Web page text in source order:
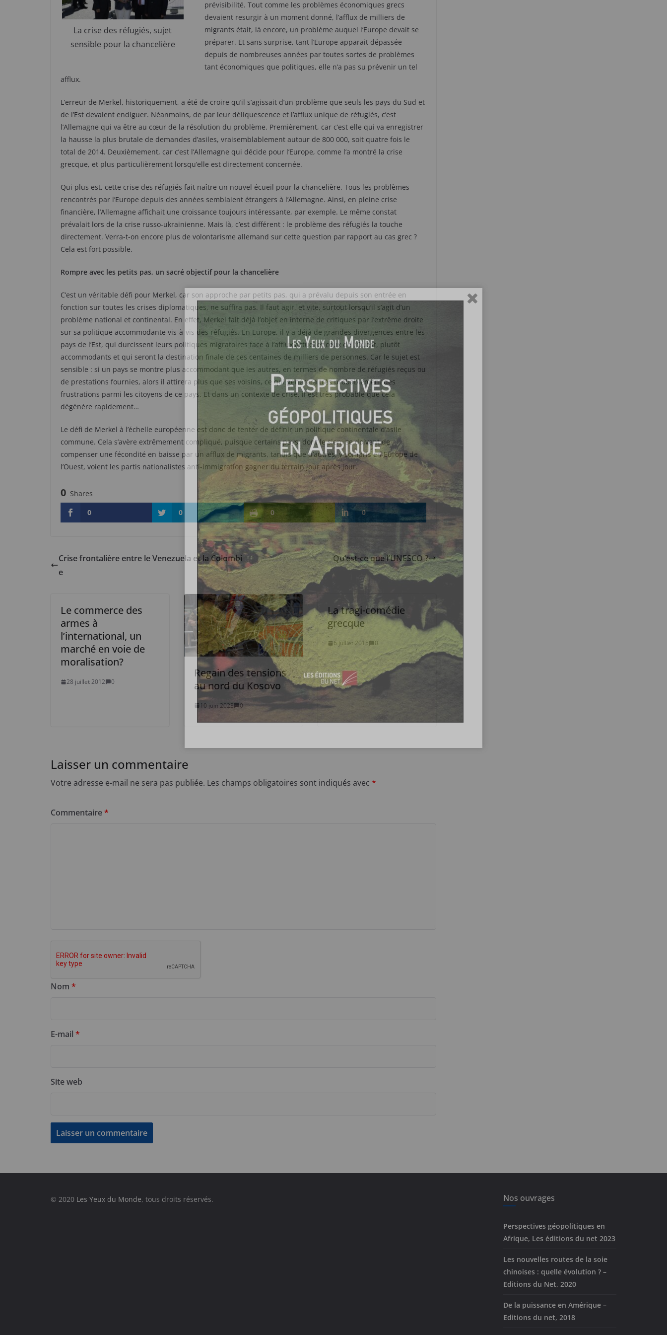
La crise des réfugiés, sujet
sensible pour la chancelière
prévisibilité. Tout comme les problèmes économiques grecs
devaient resurgir à un moment donné, l’afflux de milliers de
migrants était, là encore, un problème auquel l’Europe devait se
préparer. Et sans surprise, tant l’Europe apparait dépassée
depuis de nombreuses années par toutes sortes de problèmes
tant économiques que politiques, elle n’a pas su prévenir un tel
afflux.
L’erreur de Merkel, historiquement, a été de croire qu’il s’agissait d’un problème que seuls les pays du Sud et
de l’Est devaient endiguer. Néanmoins, de par leur déliquescence et l’afflux unique de réfugiés, c’est
l’Allemagne qui va être au cœur de la résolution du problème. Premièrement, car c’est elle qui va enregistrer
la hausse la plus brutale de demandes d’asiles, vraisemblablement autour de 800 000, soit quatre fois le
total de 2014. Deuxièmement, car c’est l’Allemagne qui décide pour l’Europe, comme l’a montré la crise
grecque, et plus particulièrement lorsqu’elle est directement concernée.
Qui plus est, cette crise des réfugiés fait naître un nouvel écueil pour la chancelière. Tous les problèmes
rencontrés par l’Europe depuis des années semblaient étrangers à l’Allemagne. Ainsi, en pleine crise
financière, l’Allemagne affichait une croissance toujours intéressante, par exemple. Le même constat
prévalait lors de la crise russo-ukrainienne. Mais là, c’est différent : le problème des réfugiés la touche
directement. Verra-t-on encore plus de volontarisme allemand sur cette question par rapport au cas grec ?
Cela est fort possible.
Rompre avec les petits pas, un sacré objectif pour la chancelière
C’est un véritable défi pour Merkel, car son approche par petits pas, qui a prévalu depuis son entrée en
fonction sur toutes les crises diplomatiques, ne suffira pas. Il faut agir, et vite, surtout lorsqu’il s’agit d’un
problème national et continental. En effet, Merkel fait déjà l’objet en interne de critiques par l’extrême droite
sur sa politique accommodante vis-à-vis des réfugiés. En Europe, il y a déjà de grandes divergences entre les
pays de l’Est, qui durcissent leurs politiques migratoires face à l’afflux actuel et ceux de l’Ouest, plutôt
accommodants et qui seront la destination finale de ces centaines de milliers de personnes. Car le sujet est
sensible : si un pays se montre plus accommodant que les autres, en termes de nombre de réfugiés reçus ou
de prestations fournies, alors il attirera plus que ses voisins, ce qui générera très probablement des
frustrations parmi les citoyens de ce pays. Et dans un contexte de crise, il est très probable que cela
dégénère rapidement…
Le défi de Merkel à l’échelle européenne est donc de tenter de définir un politique continentale d’asile
commune. Cela s’avère extrêmement compliqué, puisque certains pays, dont le sien, se doivent de
compenser une fécondité en baisse par un afflux de migrants, tandis que d’autres, y compris en Europe de
l’Ouest, voient les partis nationalistes anti-immigration gagner du terrain jour après jour.
0 Shares
0
0 0 0
Crise frontalière entre le Venezuela et la Colombi
e
Qu’est-ce que l’UNESCO ?
Le commerce des
armes à
l’international, un
marché en voie de
moralisation?
28 juillet 2012 0
Regain des tensions
au nord du Kosovo
10 juin 2023 0
La tragi-comédie
grecque
6 juillet 2015 0
Laisser un commentaire
Votre adresse e-mail ne sera pas publiée. Les champs obligatoires sont indiqués avec *
Commentaire*
Nom *
E-mail *
Site web
© 2020 Les Yeux du Monde, tous droits réservés. Nos ouvrages
Perspectives géopolitiques en
Afrique, Les éditions du net 2023
Les nouvelles routes de la soie
chinoises : quelle évolution ? –
Editions du Net, 2020
De la puissance en Amérique –
Editions du net, 2018